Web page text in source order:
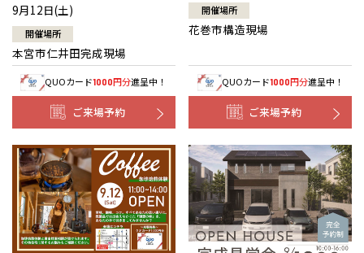
9月12日(土)
開催場所
本宮市仁井田完成現場
QUOカード1000円分進呈中！
ご来場予約
開催場所
花巻市構造現場
QUOカード1000円分進呈中！
ご来場予約